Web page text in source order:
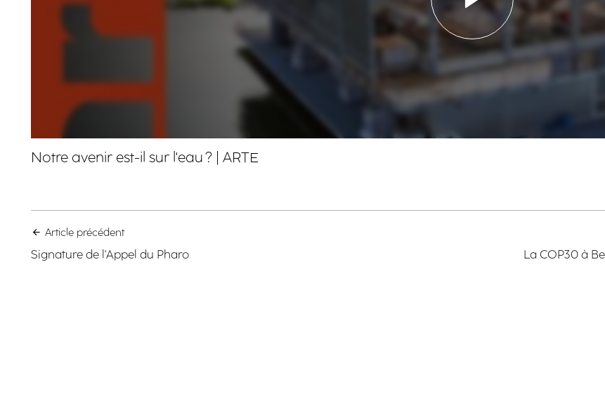
Notre avenir est-il sur l'eau ? | ARTE
Article précédent
Signature de l'Appel du Pharo
La COP30 à